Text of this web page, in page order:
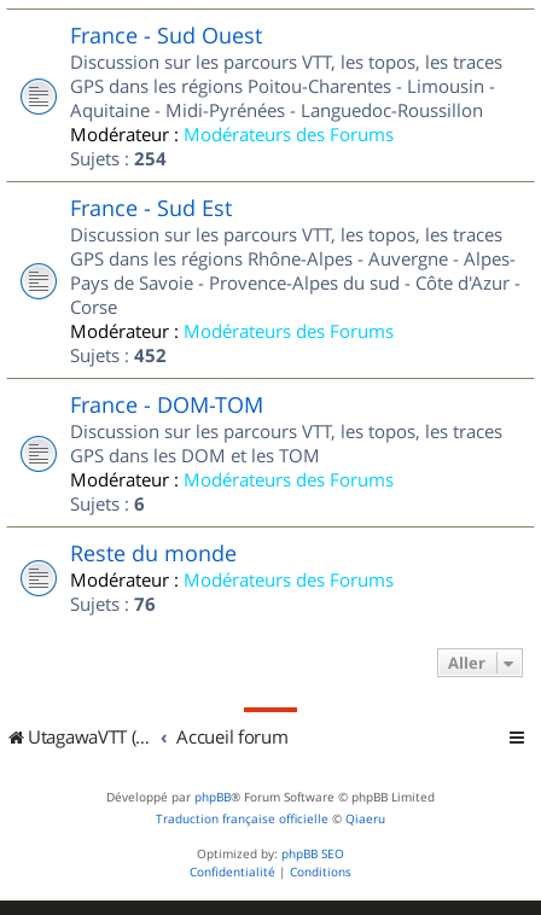
France - Sud Ouest
Discussion sur les parcours VTT, les topos, les traces
GPS dans les régions Poitou-Charentes - Limousin -
Aquitaine - Midi-Pyrénées - Languedoc-Roussillon
Modérateur : Modérateurs des Forums
Sujets : 254
France - Sud Est
Discussion sur les parcours VTT, les topos, les traces
GPS dans les régions Rhône-Alpes - Auvergne - Alpes-
Pays de Savoie - Provence-Alpes du sud - Côte d'Azur -
Corse
Modérateur : Modérateurs des Forums
Sujets : 452
France - DOM-TOM
Discussion sur les parcours VTT, les topos, les traces
GPS dans les DOM et les TOM
Modérateur : Modérateurs des Forums
Sujets : 6
Reste du monde
Modérateur : Modérateurs des Forums
Sujets : 76
Aller
UtagawaVTT (Randos VTT et VTTAE avec traces GPS) Accueil forum
Développé par phpBB® Forum Software © phpBB Limited
Traduction française officielle © Qiaeru
Optimized by: phpBB SEO
Confidentialité | Conditions